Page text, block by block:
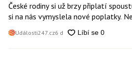
České rodiny si už brzy připlatí
si na nás vymyslela nové poplatky.
Události247.cz6 d